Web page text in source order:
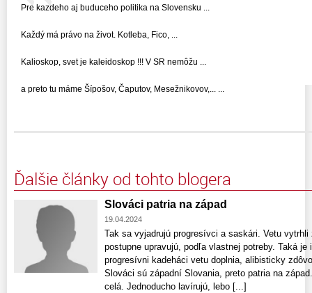
Pre kazdeho aj buduceho politika na Slovensku ...
Každý má právo na život. Kotleba, Fico, ...
Kalioskop, svet je kaleidoskop !!! V SR nemôžu ...
a preto tu máme Šípošov, Čaputov, Mesežnikovov,... ...
Ďalšie články od tohto blogera
Slováci patria na západ
19.04.2024
Tak sa vyjadrujú progresívci a saskári. Vetu
postupne upravujú, podľa vlastnej potreby. Taká
progresívni kadeháci vetu doplnia, alibisticky
Slováci sú západní Slovania, preto patria na
celá. Jednoducho lavírujú, lebo [...]